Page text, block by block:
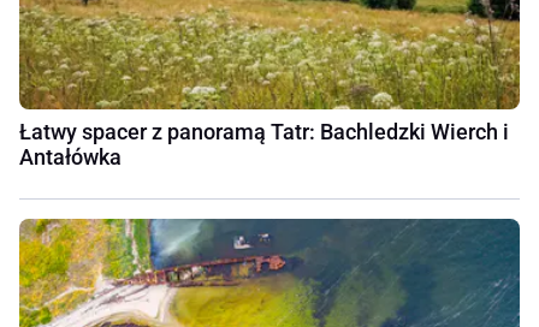
Łatwy spacer z panoramą Tatr: Bachledzki Wierch i
Antałówka